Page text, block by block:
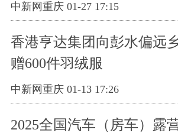
中新网重庆 01-27 17:15
香港亨达集团向彭水偏远
赠600件羽绒服
中新网重庆 01-13 17:26
2025全国汽车（房车）露